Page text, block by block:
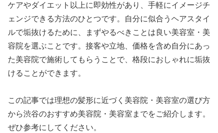
ケアやダイエット以上に即効性があり、手軽にイメージチ
ェンジできる方法のひとつです。自分に似合うヘアスタイ
ルで垢抜けるために、まずやるべきことは良い美容室・美
容院を選ぶことです。接客や立地、価格を含め自分にあっ
た美容院で施術してもらうことで、格段におしゃれに垢抜
けることができます。
この記事では理想の髪形に近づく美容院・美容室の選び方
から渋谷のおすすめ美容院・美容室までをご紹介します。
ぜひ参考にしてください。